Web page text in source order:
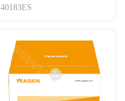
40183ES